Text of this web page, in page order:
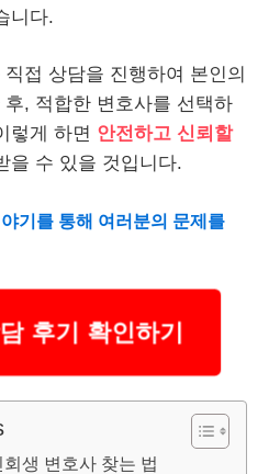
니다.
접 상담을 진행하여 본인의
, 적합한 변호사를 선택하
렇게 하면 안전하고 신뢰할
을 수 있을 것입니다.
기를 통해 여러분의 문제를
후기 확인하기
생 변호사 찾는 법